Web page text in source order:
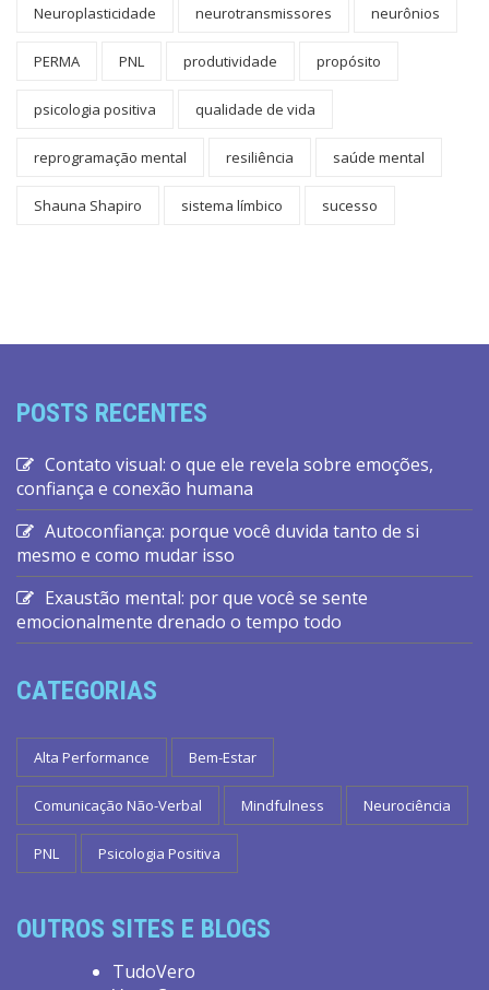
Neuroplasticidade neurotransmissores neurônios
PERMA PNL produtividade propósito
psicologia positiva qualidade de vida
reprogramação mental resiliência saúde mental
Shauna Shapiro sistema límbico sucesso
POSTS RECENTES
Contato visual: o que ele revela sobre emoções,
confiança e conexão humana
Autoconfiança: porque você duvida tanto de si
mesmo e como mudar isso
Exaustão mental: por que você se sente
emocionalmente drenado o tempo todo
CATEGORIAS
Alta Performance Bem-Estar
Comunicação Não-Verbal Mindfulness Neurociência
PNL Psicologia Positiva
OUTROS SITES E BLOGS
TudoVero